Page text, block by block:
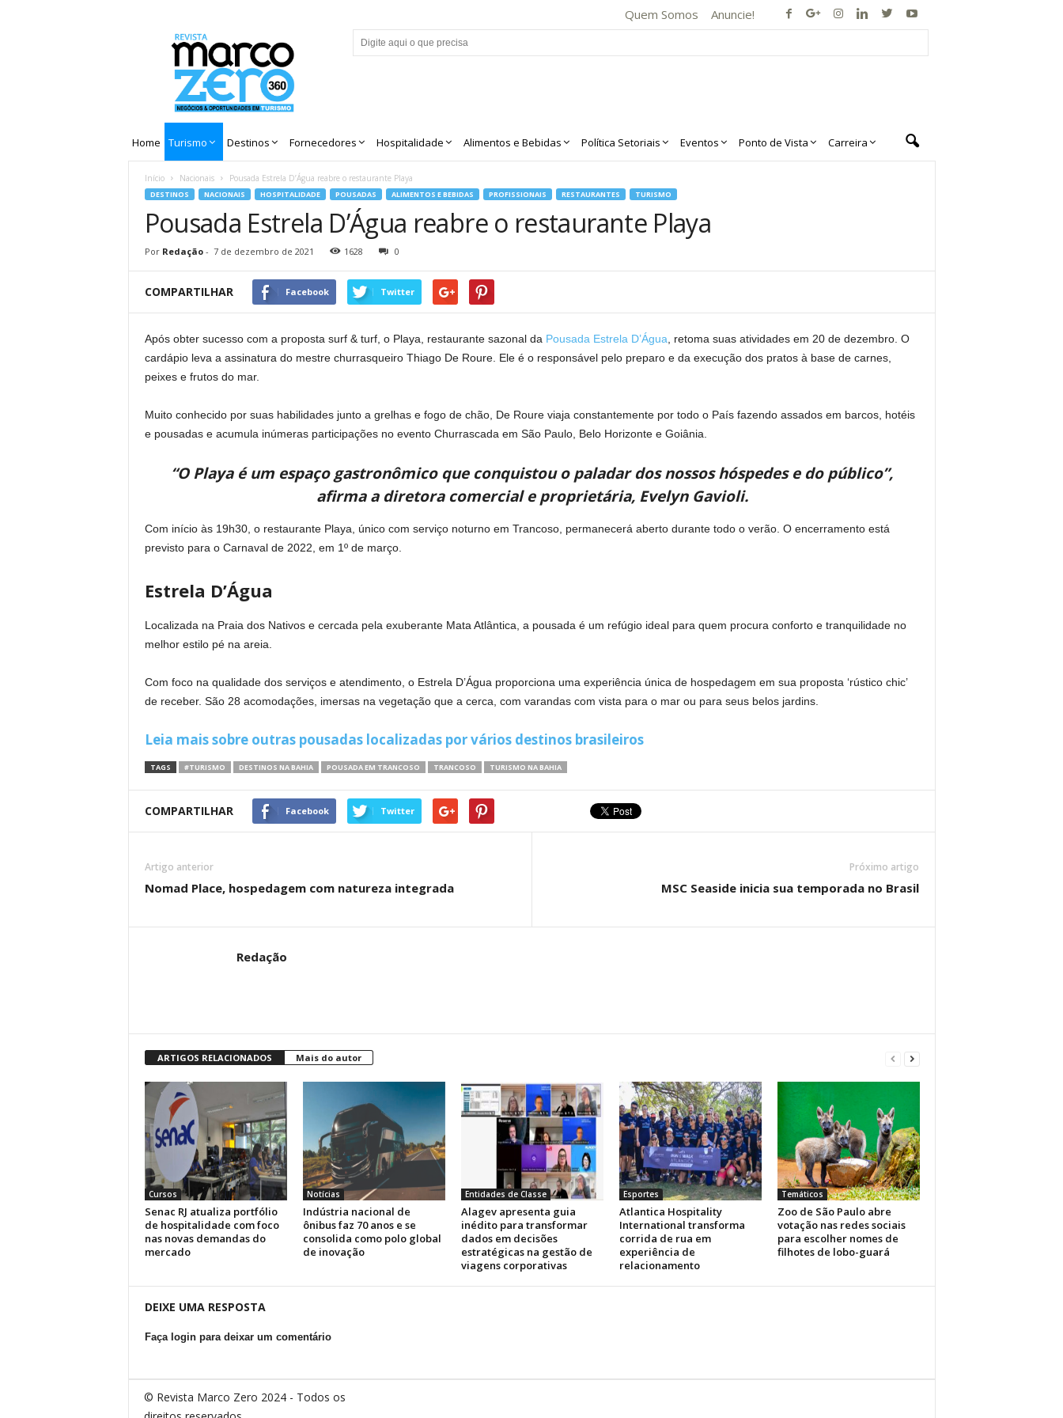
Quem Somos Anuncie!
Home Turismo Destinos Fornecedores Hospitalidade Alimentos e Bebidas Política Setoriais Eventos Ponto de Vista Carreira
Início Nacionais Pousada Estrela D’Água reabre o restaurante Playa
DESTINOS NACIONAIS HOSPITALIDADE POUSADAS ALIMENTOS E BEBIDAS PROFISSIONAIS RESTAURANTES TURISMO
Pousada Estrela D’Água reabre o restaurante Playa
Por Redação- 7 de dezembro de 2021 1628 0
COMPARTILHAR Facebook Twitter
Após obter sucesso com a proposta surf & turf, o Playa, restaurante sazonal da Pousada Estrela D’Água , retoma suas atividades em 20 de dezembro. O
cardápio leva a assinatura do mestre churrasqueiro Thiago De Roure. Ele é o responsável pelo preparo e da execução dos pratos à base de carnes,
peixes e frutos do mar.
Muito conhecido por suas habilidades junto a grelhas e fogo de chão, De Roure viaja constantemente por todo o País fazendo assados em barcos, hotéis
e pousadas e acumula inúmeras participações no evento Churrascada em São Paulo, Belo Horizonte e Goiânia.
“O Playa é um espaço gastronômico que conquistou o paladar dos nossos hóspedes e do público”,
afirma a diretora comercial e proprietária, Evelyn Gavioli.
Com início às 19h30, o restaurante Playa, único com serviço noturno em Trancoso, permanecerá aberto durante todo o verão. O encerramento está
previsto para o Carnaval de 2022, em 1º de março.
Estrela D’Água
Localizada na Praia dos Nativos e cercada pela exuberante Mata Atlântica, a pousada é um refúgio ideal para quem procura conforto e tranquilidade no
melhor estilo pé na areia.
Com foco na qualidade dos serviços e atendimento, o Estrela D’Água proporciona uma experiência única de hospedagem em sua proposta ‘rústico chic’
de receber. São 28 acomodações, imersas na vegetação que a cerca, com varandas com vista para o mar ou para seus belos jardins.
Leia mais sobre outras pousadas localizadas por vários destinos brasileiros
TAGS #TURISMO DESTINOS NA BAHIA POUSADA EM TRANCOSO TRANCOSO TURISMO NA BAHIA
COMPARTILHAR Facebook Twitter
Artigo anterior
Nomad Place, hospedagem com natureza integrada
Próximo artigo
MSC Seaside inicia sua temporada no Brasil
Redação
ARTIGOS RELACIONADOS Mais do autor
Cursos
Senac RJ atualiza portfólio
de hospitalidade com foco
nas novas demandas do
mercado
Notícias
Indústria nacional de
ônibus faz 70 anos e se
consolida como polo global
de inovação
Entidades de Classe
Alagev apresenta guia
inédito para transformar
dados em decisões
estratégicas na gestão de
viagens corporativas
Esportes
Atlantica Hospitality
International transforma
corrida de rua em
experiência de
relacionamento
Temáticos
Zoo de São Paulo abre
votação nas redes sociais
para escolher nomes de
filhotes de lobo-guará
DEIXE UMA RESPOSTA
Faça login para deixar um comentário
© Revista Marco Zero 2024 - Todos os